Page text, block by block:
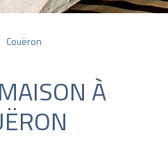
Couëron
À